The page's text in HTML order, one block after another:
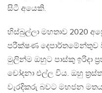
සිටී අයෙකි.
හිස්බුල්ලා මහතාව 2020
පරීක්ෂණ දෙපාර්තමේන්තුව
මුලින්ම ඔහුට පාස්කු ඉරිදා
චෝදනා එල්ල විය. ඔහු
වැරදිකරු බවට මහජන